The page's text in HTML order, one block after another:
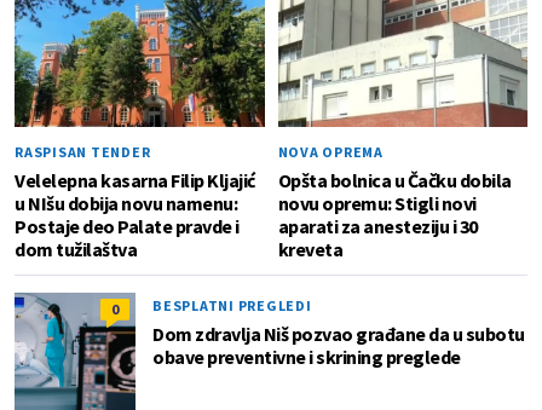
RASPISAN TENDER
Velelepna kasarna Filip Kljajić
u NIšu dobija novu namenu:
Postaje deo Palate pravde i
dom tužilaštva
NOVA OPREMA
Opšta bolnica u Čačku dobila
novu opremu: Stigli novi
aparati za anesteziju i 30
kreveta
0 BESPLATNI PREGLEDI
Dom zdravlja Niš pozvao građane da u subotu
obave preventivne i skrining preglede